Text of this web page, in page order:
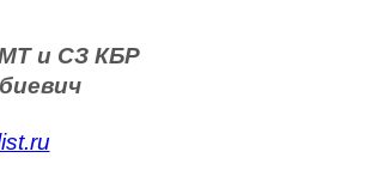
и СЗ КБР